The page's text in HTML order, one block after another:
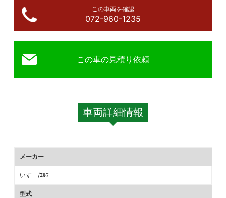
この車両を確認
072-960-1235
この車の見積り依頼
車両詳細情報
メーカー
いすゞ/ｴﾙﾌ
型式